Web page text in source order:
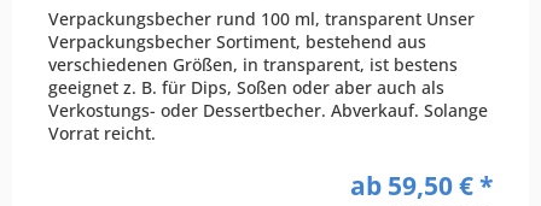
Verpackungsbecher rund 100 ml, transparent Unser
Verpackungsbecher Sortiment, bestehend aus
verschiedenen Größen, in transparent, ist bestens
geeignet z. B. für Dips, Soßen oder aber auch als
Verkostungs- oder Dessertbecher. Abverkauf. Solange
Vorrat reicht.
ab 59,50 € *